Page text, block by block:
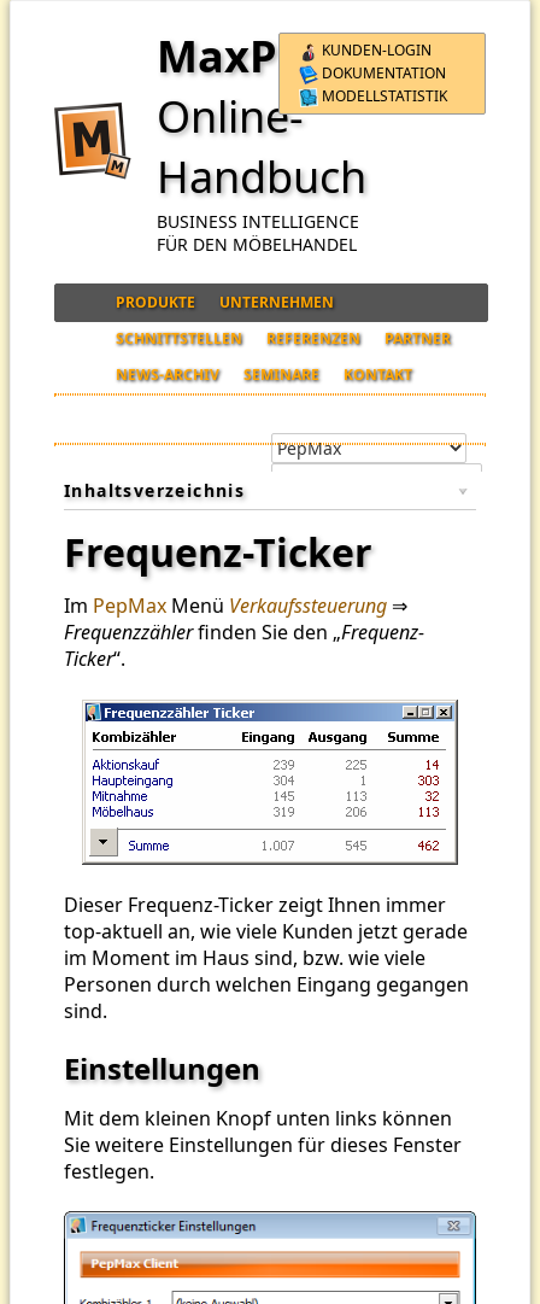
KUNDEN-LOGIN
DOKUMENTATION
MODELLSTATISTIK
MaxPro
Online-
Handbuch
BUSINESS INTELLIGENCE
FÜR DEN MÖBELHANDEL
PRODUKTE
UNTERNEHMEN
SCHNITTSTELLEN
REFERENZEN
PARTNER
NEWS-ARCHIV
SEMINARE KONTAKT
Inhaltsverzeichnis
Frequenz-Ticker
Im PepMax Menü Verkaufssteuerung ⇒
Frequenzzählerfinden Sie den „Frequenz-
Ticker“.
Dieser Frequenz-Ticker zeigt Ihnen immer
top-aktuell an, wie viele Kunden jetzt gerade
im Moment im Haus sind, bzw. wie viele
Personen durch welchen Eingang gegangen
sind.
Einstellungen
Mit dem kleinen Knopf unten links können
Sie weitere Einstellungen für dieses Fenster
festlegen.